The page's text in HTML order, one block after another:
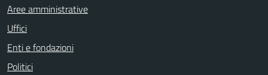
Aree amministrative
Uffici
Enti e fondazioni
Politici